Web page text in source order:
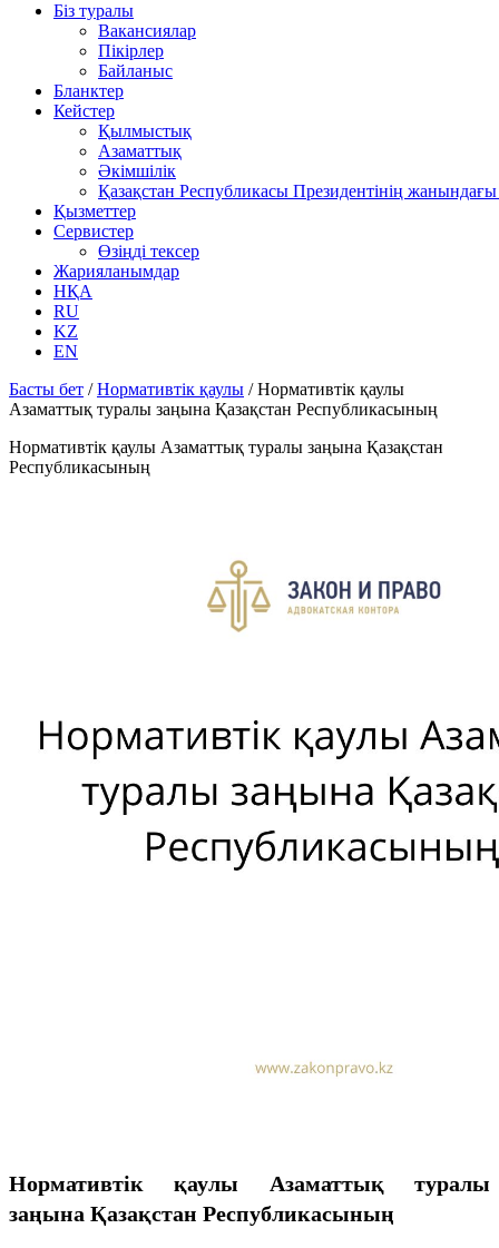
Біз туралы
Вакансиялар
Пікірлер
Байланыс
Бланктер
Кейстер
Қылмыстық
Азаматтық
Әкімшілік
Қазақстан Республикасы Президентінің
Қызметтер
Сервистер
Өзіңді тексер
Жарияланымдар
НҚА
RU
KZ
EN
Басты бет /Нормативтік қаулы /Нормативтік қаулы
Азаматтық туралы заңына Қазақстан Республикасының
Нормативтік қаулы Азаматтық туралы заңына Қазақстан
Республикасының
Нормативтік қаулы Азаматтық туралы
заңына Қазақстан Республикасының